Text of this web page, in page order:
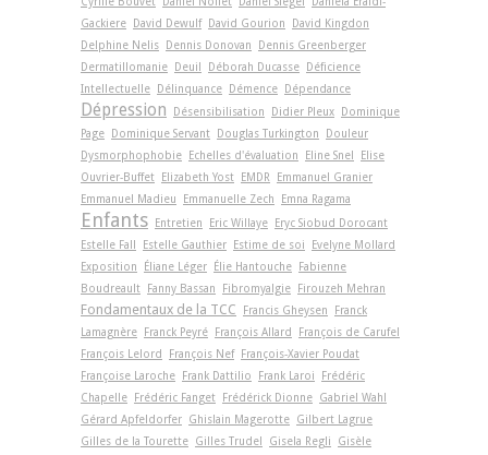
Gackiere
David Dewulf David Gourion
David Kingdon
Delphine Nelis
Dennis Donovan
Dennis Greenberger
Dermatillomanie
Deuil Déborah Ducasse
Déficience
Intellectuelle
Délinquance Démence Dépendance
Dépression Désensibilisation Didier Pleux
Dominique
Page
Dominique Servant Douglas Turkington
Douleur
Dysmorphophobie
Echelles d'évaluation Eline Snel
Elise
Ouvrier-Buffet
Elizabeth Yost EMDR
Emmanuel Granier
Emmanuel Madieu
Emmanuelle Zech Emna Ragama
Enfants Entretien Eric Willaye
Eryc Siobud Dorocant
Estelle Fall
Estelle Gauthier Estime de soi
Evelyne Mollard
Exposition
Éliane Léger Élie Hantouche
Fabienne
Boudreault
Fanny Bassan Fibromyalgie Firouzeh Mehran
Fondamentaux de la TCC Francis Gheysen
Franck
Lamagnère
Franck Peyré François Allard
François de Carufel
François Lelord
François Nef
François-Xavier Poudat
Françoise Laroche
Frank Dattilio Frank Laroi
Frédéric
Chapelle
Frédéric Fanget Frédérick Dionne Gabriel Wahl
Gérard Apfeldorfer Ghislain Magerotte Gilbert Lagrue
Gilles de la Tourette Gilles Trudel Gisela Regli
Gisèle